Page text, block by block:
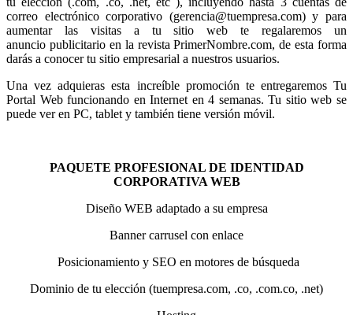
correo electrónico corporativo (gerencia@tuempresa.com) y para
aumentar las visitas a tu sitio web te regalaremos un
anuncio publicitario en la revista PrimerNombre.com, de esta forma
darás a conocer tu sitio empresarial a nuestros usuarios.
Una vez adquieras esta increíble promoción te entregaremos Tu
Portal Web funcionando en Internet en 4 semanas. Tu sitio web se
puede ver en PC, tablet y también tiene versión móvil.
PAQUETE PROFESIONAL DE IDENTIDAD
CORPORATIVA WEB
Diseño WEB adaptado a su empresa
Banner carrusel con enlace
Posicionamiento y SEO en motores de búsqueda
Dominio de tu elección (tuempresa.com, .co, .com.co, .net)